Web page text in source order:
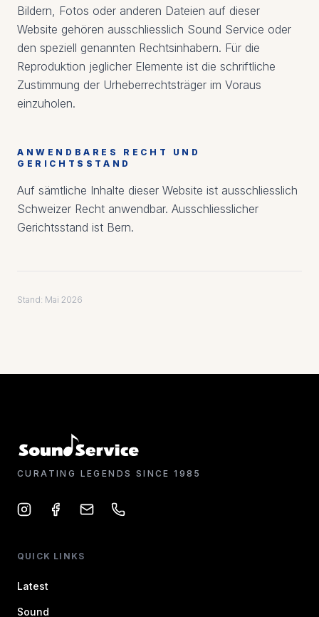
Bildern, Fotos oder anderen Dateien auf dieser
Website gehören ausschliesslich Sound Service oder
den speziell genannten Rechtsinhabern. Für die
Reproduktion jeglicher Elemente ist die schriftliche
Zustimmung der Urheberrechtsträger im Voraus
einzuholen.
ANWENDBARES RECHT UND
GERICHTSSTAND
Auf sämtliche Inhalte dieser Website ist ausschliesslich
Schweizer Recht anwendbar. Ausschliesslicher
Gerichtsstand ist Bern.
Stand: Mai 2026
CURATING LEGENDS SINCE 1985
QUICK LINKS
Latest
Sound